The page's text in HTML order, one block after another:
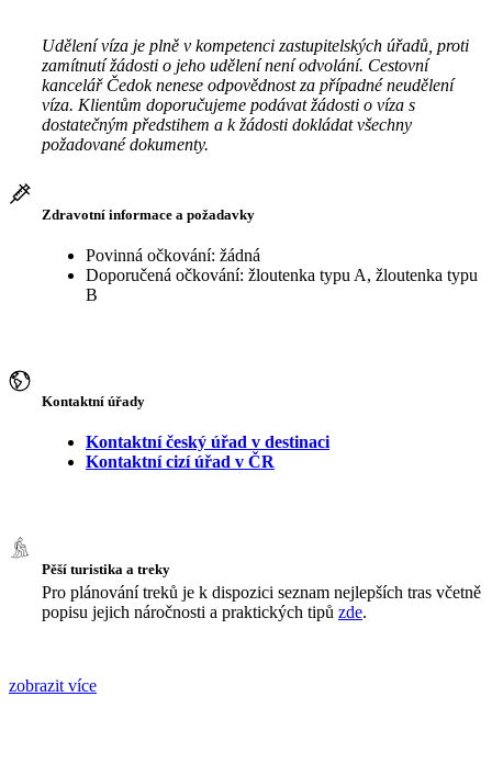
Udělení víza je plně v kompetenci zastupitelských úřadů, proti
zamítnutí žádosti o jeho udělení není odvolání. Cestovní
kancelář Čedok nenese odpovědnost za případné neudělení
víza. Klientům doporučujeme podávat žádosti o víza s
dostatečným předstihem a k žádosti dokládat všechny
požadované dokumenty.
Zdravotní informace a požadavky
Povinná očkování: žádná
Doporučená očkování: žloutenka typu A, žloutenka typu
B
Kontaktní úřady
Kontaktní český úřad v destinaci
Kontaktní cizí úřad v ČR
Pěší turistika a treky
Pro plánování treků je k dispozici seznam nejlepších tras včetně
popisu jejich náročnosti a praktických tipů zde.
zobrazit více